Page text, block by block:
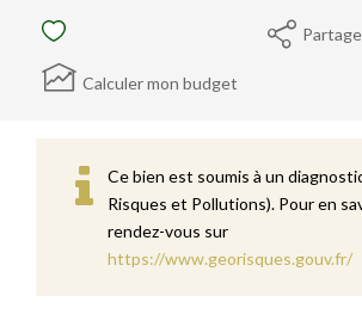
Calculer mon budget
Ce bien est soumis à un
Risques et Pollutions). Pour en
rendez-vous sur
https://www.georisques.gouv.fr/